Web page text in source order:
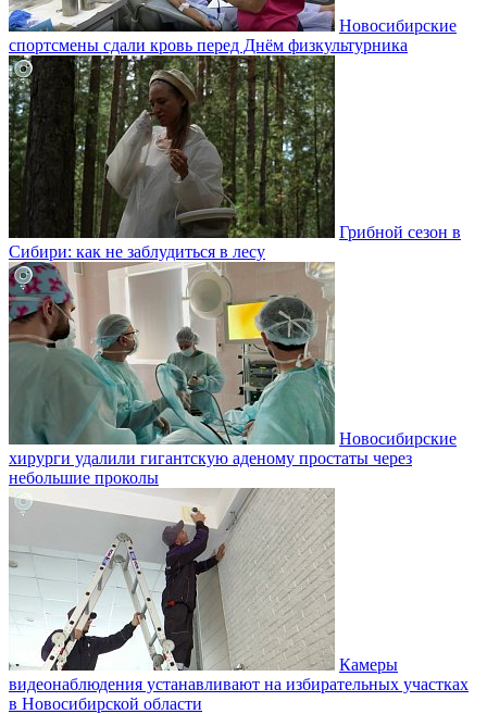
Новосибирские
спортсмены сдали кровь перед Днём физкультурника
Грибной сезон в
Сибири: как не заблудиться в лесу
Новосибирские
хирурги удалили гигантскую аденому простаты через
небольшие проколы
Камеры
видеонаблюдения устанавливают на избирательных участках
в Новосибирской области